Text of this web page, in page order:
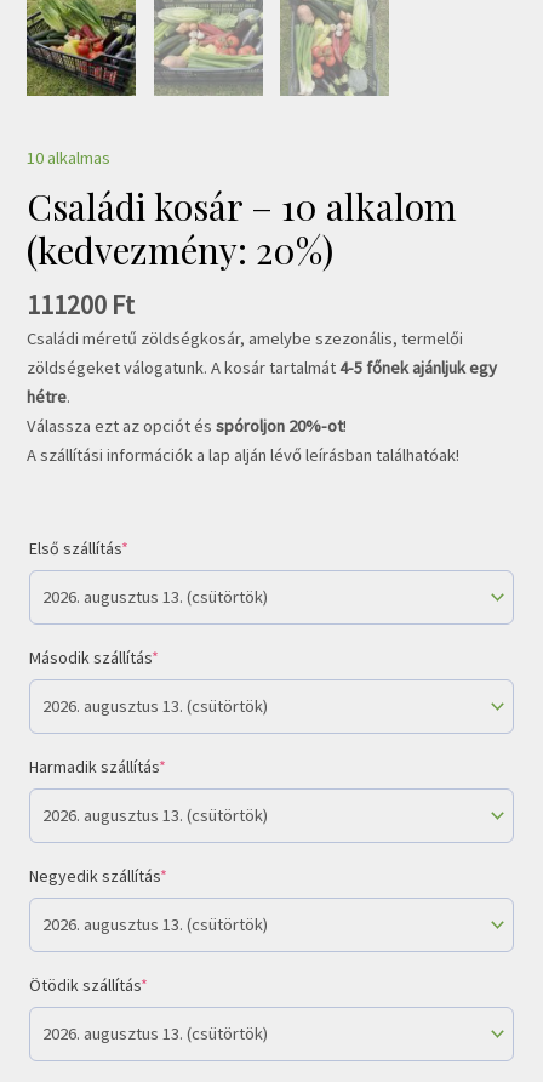
10 alkalmas
Családi kosár – 10 alkalom
(kedvezmény: 20%)
111200 Ft
Családi méretű zöldségkosár, amelybe szezonális, termelői
zöldségeket válogatunk. A kosár tartalmát4-5 főnek ajánljuk egy
hétre.
Válassza ezt az opciót ésspóroljon 20%-ot!
A szállítási információk a lap alján lévő leírásban találhatóak!
Első szállítás*
Második szállítás*
Harmadik szállítás*
Negyedik szállítás*
Ötödik szállítás*